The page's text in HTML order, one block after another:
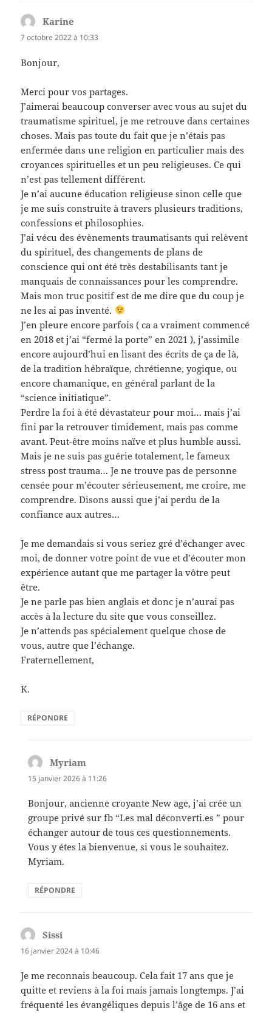
Karine
7 octobre 2022 à 10:33
Bonjour,
Merci pour vos partages.
J’aimerai beaucoup converser avec vous au sujet du
traumatisme spirituel, je me retrouve dans certaines
choses. Mais pas toute du fait que je n’étais pas
enfermée dans une religion en particulier mais des
croyances spirituelles et un peu religieuses. Ce qui
n’est pas tellement différent.
Je n’ai aucune éducation religieuse sinon celle que
je me suis construite à travers plusieurs traditions,
confessions et philosophies.
J’ai vécu des évènements traumatisants qui relèvent
du spirituel, des changements de plans de
conscience qui ont été très destabilisants tant je
manquais de connaissances pour les comprendre.
Mais mon truc positif est de me dire que du coup je
ne les ai pas inventé.
J’en pleure encore parfois ( ca a vraiment commencé
en 2018 et j’ai “fermé la porte” en 2021 ), j’assimile
encore aujourd’hui en lisant des écrits de ça de là,
de la tradition hébraïque, chrétienne, yogique, ou
encore chamanique, en général parlant de la
“science initiatique”.
Perdre la foi à été dévastateur pour moi… mais j’ai
fini par la retrouver timidement, mais pas comme
avant. Peut-être moins naïve et plus humble aussi.
Mais je ne suis pas guérie totalement, le fameux
stress post trauma… Je ne trouve pas de personne
censée pour m’écouter sérieusement, me croire, me
comprendre. Disons aussi que j’ai perdu de la
confiance aux autres…
Je me demandais si vous seriez gré d’échanger avec
moi, de donner votre point de vue et d’écouter mon
expérience autant que me partager la vôtre peut
être.
Je ne parle pas bien anglais et donc je n’aurai pas
accès à la lecture du site que vous conseillez.
Je n’attends pas spécialement quelque chose de
vous, autre que l’échange.
Fraternellement,
K.
RÉPONDRE
Myriam
15 janvier 2026 à 11:26
Bonjour, ancienne croyante New age, j’ai crée un
groupe privé sur fb “Les mal déconverti.es ” pour
échanger autour de tous ces questionnements.
Vous y étes la bienvenue, si vous le souhaitez.
Myriam.
RÉPONDRE
Sissi
16 janvier 2024 à 10:46
Je me reconnais beaucoup. Cela fait 17 ans que je
quitte et reviens à la foi mais jamais longtemps. J’ai
fréquenté les évangéliques depuis l’âge de 16 ans et